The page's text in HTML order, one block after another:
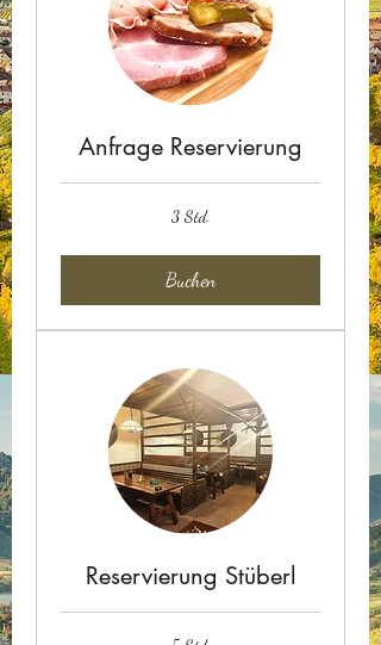
Anfrage Reservierung
3 Std.
Buchen
Reservierung Stüberl